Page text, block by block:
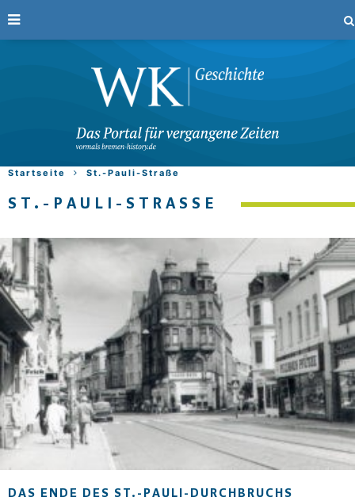
Startseite St.-Pauli-Straße
ST.-PAULI-STRASSE
DAS ENDE DES ST.-PAULI-DURCHBRUCHS